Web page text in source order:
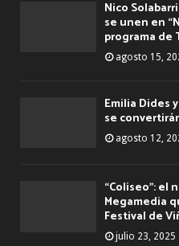
Nico
se unen en
programa de
agosto 15,
Emilia Dides
se
agosto 12,
“Coliseo”: el
Megamedia
Festival de
julio 23, 2025